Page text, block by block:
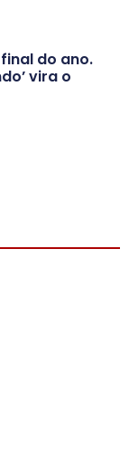
do ano.
vira o